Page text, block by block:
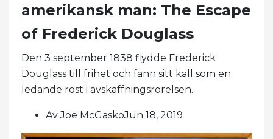
amerikansk man: The Escape
of Frederick Douglass
Den 3 september 1838 flydde Frederick
Douglass till frihet och fann sitt kall som en
ledande röst i avskaffningsrörelsen.
Av Joe McGaskoJun 18, 2019